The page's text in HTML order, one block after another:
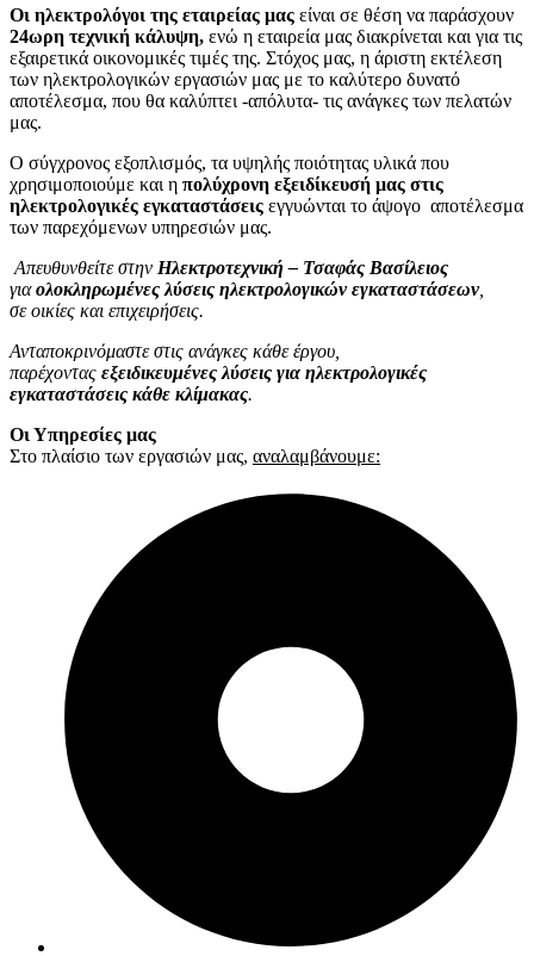
Οι ηλεκτρολόγοι της εταιρείας μας είναι σε θέση να παράσχουν
24ωρη τεχνική κάλυψη, ενώ η εταιρεία μας διακρίνεται και για τις
εξαιρετικά οικονομικές τιμές της. Στόχος μας, η άριστη εκτέλεση
των ηλεκτρολογικών εργασιών μας με το καλύτερο δυνατό
αποτέλεσμα, που θα καλύπτει -απόλυτα- τις ανάγκες των πελατών
μας.
Ο σύγχρονος εξοπλισμός, τα υψηλής ποιότητας υλικά που
χρησιμοποιούμε και η πολύχρονη εξειδίκευσή μας στις
ηλεκτρολογικές εγκαταστάσεις εγγυώνται το άψογο αποτέλεσμα
των παρεχόμενων υπηρεσιών μας.
Απευθυνθείτε στην Ηλεκτροτεχνική – Τσαφάς Βασίλειος
γιαολοκληρωμένες λύσεις ηλεκτρολογικών εγκαταστάσεων,
σε οικίες και επιχειρήσεις.
Ανταποκρινόμαστε στις ανάγκες κάθε έργου,
παρέχοντας εξειδικευμένες λύσεις για ηλεκτρολογικές
εγκαταστάσεις κάθε κλίμακας.
Οι Υπηρεσίες μας
Στο πλαίσιο των εργασιών μας, αναλαμβάνουμε: